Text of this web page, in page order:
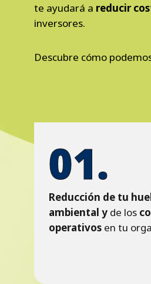
te ayudará a reducir
inversores.
Descubre cómo
01.
Reducción de tu
ambiental y de los
operativos en tu